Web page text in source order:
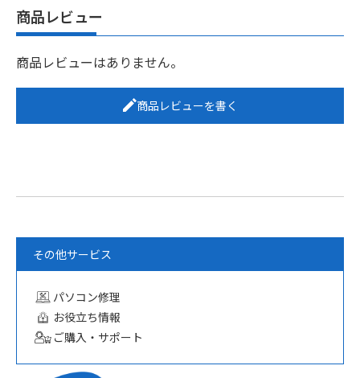
その他サービス
パソコン修理
お役立ち情報
ご購入・サポート
商品レビュー
商品レビューはありません。
商品レビューを書く